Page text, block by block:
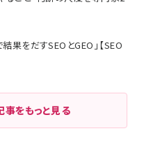
をだすSEOとGEO」【SEO
をもっと見る